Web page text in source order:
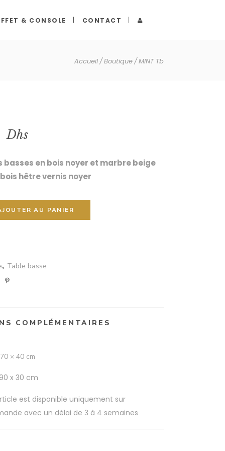
& CONSOLE CONTACT
Accueil Boutique MINT Tb
Dhs
basses en bois noyer et marbre beige
hêtre vernis noyer
AU PANIER
, Table basse
COMPLÉMENTAIRES
× 40 cm
x 30 cm
est disponible uniquement sur
avec un délai de 3 à 4 semaines